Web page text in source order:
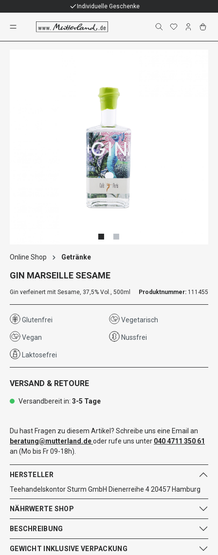
Individuelle Geschenke
Online Shop Getränke
GIN MARSEILLE SESAME
Gin verfeinert mit Sesame, 37,5% Vol., 500ml Produktnummer: 111455
Glutenfrei Vegetarisch
Vegan Nussfrei
Laktosefrei
VERSAND & RETOURE
Versandbereit in: 3-5 Tage
Du hast Fragen zu diesem Artikel? Schreibe uns eine Email an
beratung@mutterland.deoder rufe uns unter 040 4711 350 61
an (Mo bis Fr 09-18h).
HERSTELLER
Teehandelskontor Sturm GmbH Dienerreihe 4 20457 Hamburg
NÄHRWERTE SHOP
BESCHREIBUNG
GEWICHT INKLUSIVE VERPACKUNG